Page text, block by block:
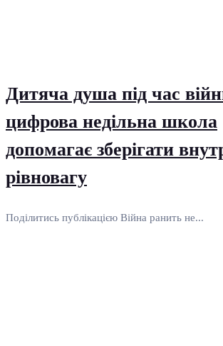
Дитяча душа під час
цифрова недільна школа
допомагає зберігати
рівновагу
Поділитись публікацією Війна ранить не...